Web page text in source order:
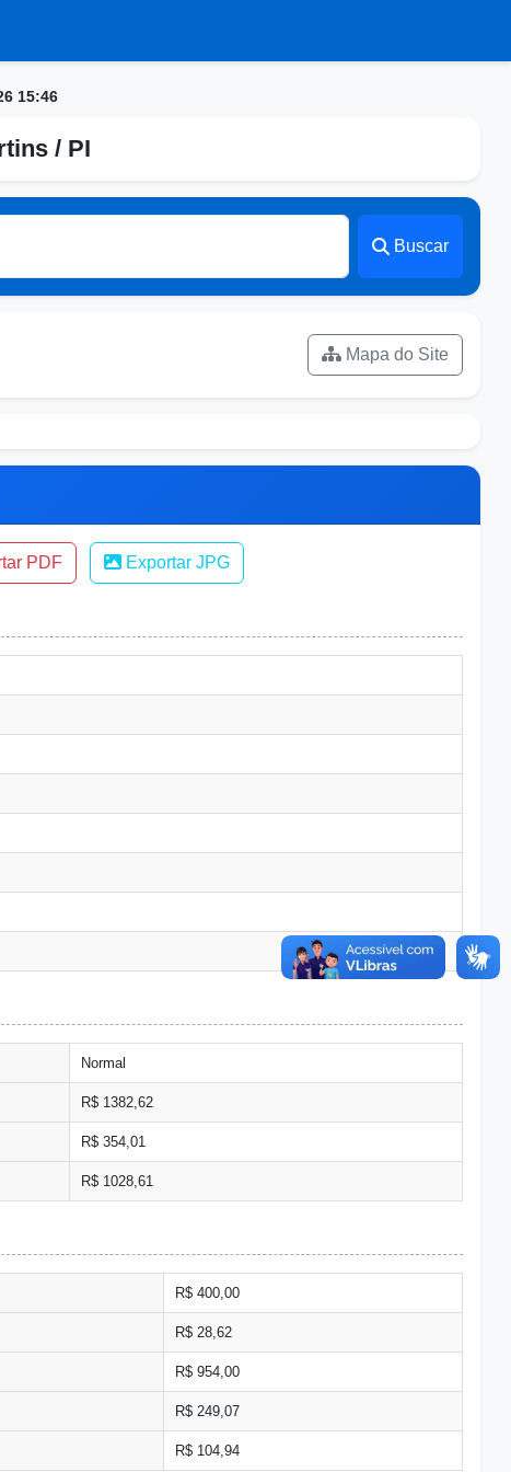
15:46
/ PI
Buscar
Mapa do Site
PDF Exportar JPG
Normal
R$ 1382,62
R$ 354,01
R$ 1028,61
R$ 400,00
R$ 28,62
R$ 954,00
R$ 249,07
R$ 104,94